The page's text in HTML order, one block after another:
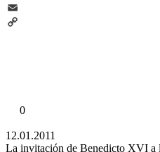
Telegram
Email
0
12.01.2011
La invitación de Benedicto XVI a